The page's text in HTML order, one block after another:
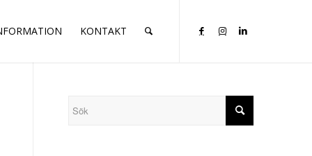
KONTAKT